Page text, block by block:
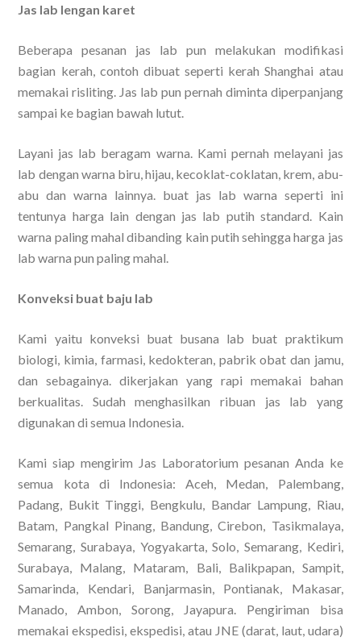
Jas lab lengan karet
Beberapa pesanan jas lab pun melakukan modifikasi
bagian kerah, contoh dibuat seperti kerah Shanghai atau
memakai risliting. Jas lab pun pernah diminta diperpanjang
sampai ke bagian bawah lutut.
Layani jas lab beragam warna. Kami pernah melayani jas
lab dengan warna biru, hijau, kecoklat-coklatan, krem, abu-
abu dan warna lainnya. buat jas lab warna seperti ini
tentunya harga lain dengan jas lab putih standard. Kain
warna paling mahal dibanding kain putih sehingga harga jas
lab warna pun paling mahal.
Konveksi buat baju lab
Kami yaitu konveksi buat busana lab buat praktikum
biologi, kimia, farmasi, kedokteran, pabrik obat dan jamu,
dan sebagainya. dikerjakan yang rapi memakai bahan
berkualitas. Sudah menghasilkan ribuan jas lab yang
digunakan di semua Indonesia.
Kami siap mengirim Jas Laboratorium pesanan Anda ke
semua kota di Indonesia: Aceh, Medan, Palembang,
Padang, Bukit Tinggi, Bengkulu, Bandar Lampung, Riau,
Batam, Pangkal Pinang, Bandung, Cirebon, Tasikmalaya,
Semarang, Surabaya, Yogyakarta, Solo, Semarang, Kediri,
Surabaya, Malang, Mataram, Bali, Balikpapan, Sampit,
Samarinda, Kendari, Banjarmasin, Pontianak, Makasar,
Manado, Ambon, Sorong, Jayapura. Pengiriman bisa
memakai ekspedisi, ekspedisi, atau JNE (darat, laut, udara)